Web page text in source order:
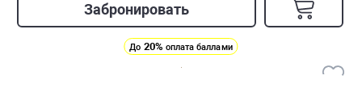
Забронировать
До 20% оплата баллами